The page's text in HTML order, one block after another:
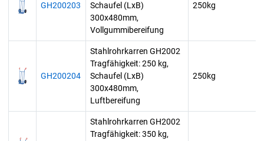
GH200203
Schaufel (LxB)
300x480mm,
Vollgummibereifung
250kg
GH200204
Stahlrohrkarren GH2002
Tragfähigkeit: 250 kg,
Schaufel (LxB)
300x480mm,
Luftbereifung
250kg
Stahlrohrkarren GH2002
Tragfähigkeit: 350 kg,